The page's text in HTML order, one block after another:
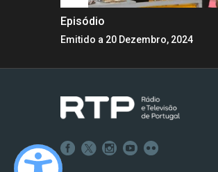
Episódio
Emitido a 20 Dezembro, 2024